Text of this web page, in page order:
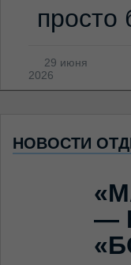
просто
29 июня
2026
НОВОСТИ
—